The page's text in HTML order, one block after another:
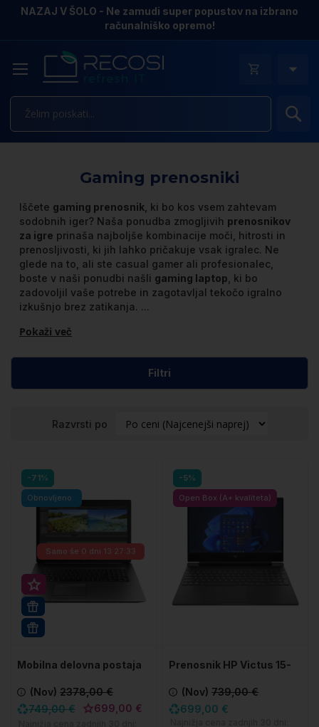
NAZAJ V ŠOLO - Ne zamudi super popustov na izbrano
računalniško opremo!
Gaming prenosniki
Iščete gaming prenosnik , ki bo kos vsem zahtevam
sodobnih iger? Naša ponudba zmogljivih prenosnikov
za igre prinaša najboljše kombinacije moči, hitrosti in
prenosljivosti, ki jih lahko pričakuje vsak igralec. Ne
glede na to, ali ste casual gamer ali profesionalec,
boste v naši ponudbi našli gaming laptop , ki bo
zadovoljil vaše potrebe in zagotavljal tekočo igralno
izkušnjo brez zatikanja. ...
Pokaži več
Filtri
Razvrsti po
-71%
Obnovljeno
32GB RAM
Samo še 0 dni 13:27:32
Mobilna delovna postaja
(Nov) 2378,00 €
749,00 €
699,00 €
-5%
Open Box (A+ kvaliteta)
Prenosnik HP Victus 15-
(Nov)739,00 €
699,00 €